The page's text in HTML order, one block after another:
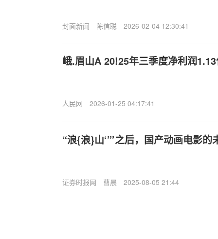
封面新闻 陈信聪 2026-02-04 12:30:41
峨.眉山A 20!25年三季度净利润
人民网 2026-01-25 04:17:41
“浪{浪}山‘”’之后，国产动画电影的
证券时报网 曹晨 2025-08-05 21:44